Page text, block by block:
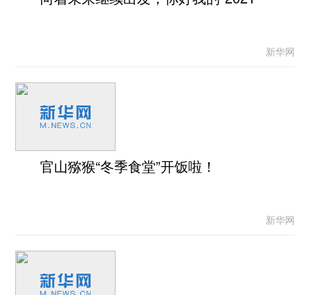
新华网
官山猕猴“冬季食堂”开饭啦！
新华网